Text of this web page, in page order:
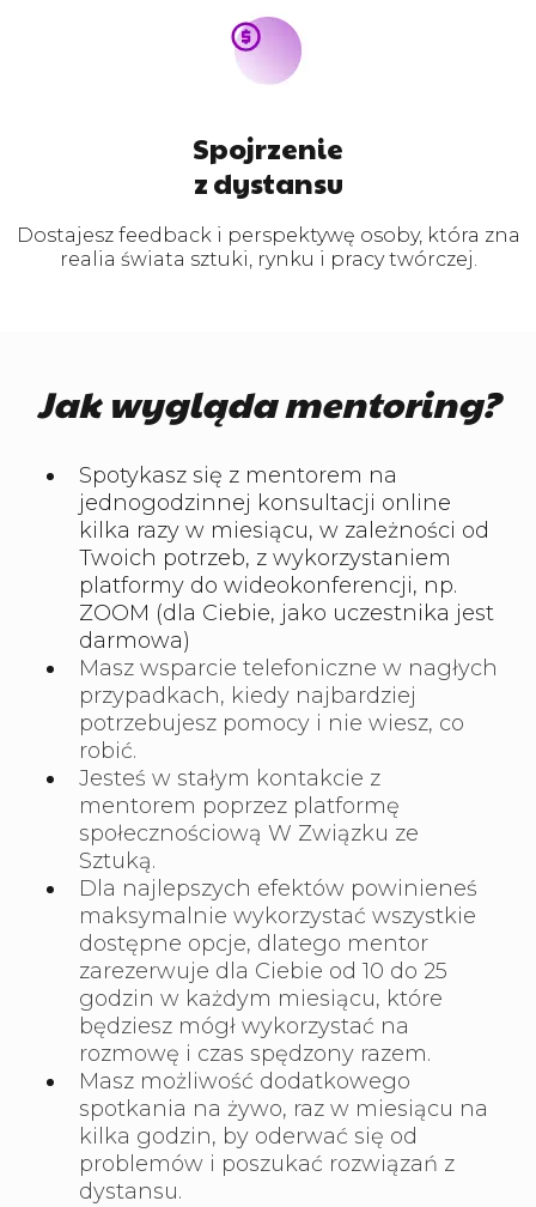
Spojrzenie
z dystansu
Dostajesz feedback i perspektywę osoby, która zna
realia świata sztuki, rynku i pracy twórczej.
Jak wygląda mentoring?
Spotykasz się z mentorem na
jednogodzinnej konsultacji online
kilka razy w miesiącu, w zależności od
Twoich potrzeb, z wykorzystaniem
platformy do wideokonferencji, np.
ZOOM (dla Ciebie, jako uczestnika jest
darmowa)
Masz wsparcie telefoniczne w nagłych
przypadkach, kiedy najbardziej
potrzebujesz pomocy i nie wiesz, co
robić.
Jesteś w stałym kontakcie z
mentorem poprzez platformę
społecznościową W Związku ze
Sztuką.
Dla najlepszych efektów powinieneś
maksymalnie wykorzystać wszystkie
dostępne opcje, dlatego mentor
zarezerwuje dla Ciebie od 10 do 25
godzin w każdym miesiącu, które
będziesz mógł wykorzystać na
rozmowę i czas spędzony razem.
Masz możliwość dodatkowego
spotkania na żywo, raz w miesiącu na
kilka godzin, by oderwać się od
problemów i poszukać rozwiązań z
dystansu.